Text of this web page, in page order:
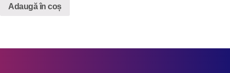
Adaugă în coș